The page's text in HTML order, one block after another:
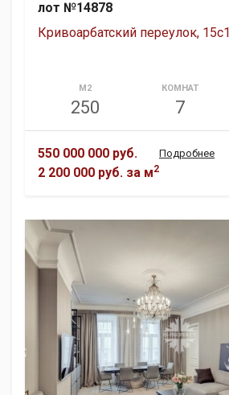
лот №14878
Кривоарбатский переулок, 15с1
М2
250
КОМНАТ
7
550 000 000 руб.
2 200 000 руб. за м2
Подробнее